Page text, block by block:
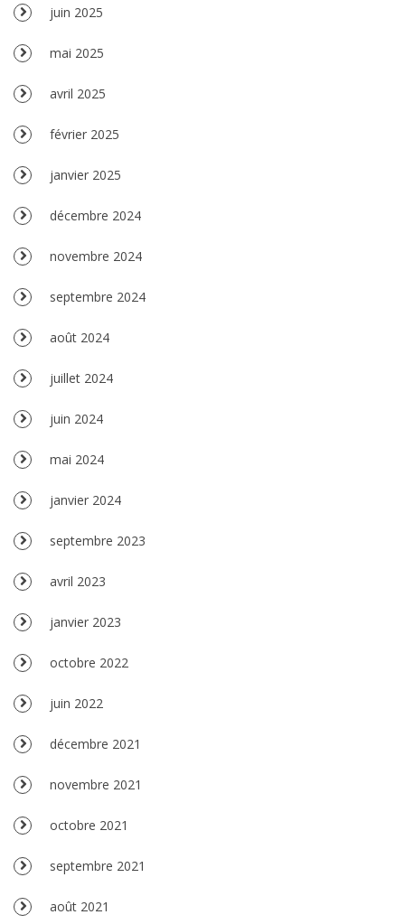
juin 2025
mai 2025
avril 2025
février 2025
janvier 2025
décembre 2024
novembre 2024
septembre 2024
août 2024
juillet 2024
juin 2024
mai 2024
janvier 2024
septembre 2023
avril 2023
janvier 2023
octobre 2022
juin 2022
décembre 2021
novembre 2021
octobre 2021
septembre 2021
août 2021